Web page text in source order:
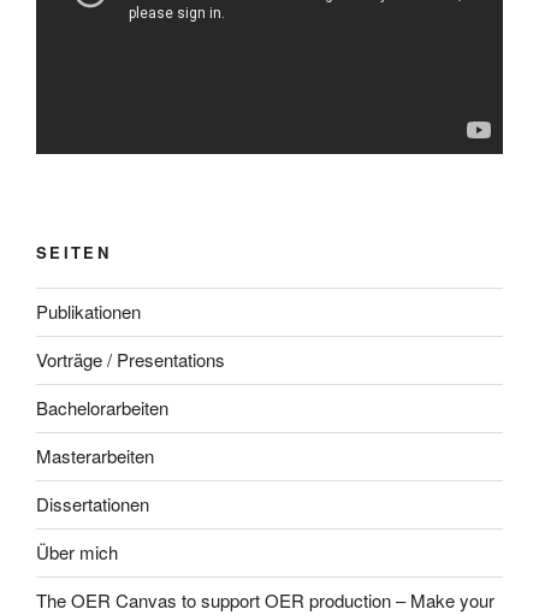
SEITEN
Publikationen
Vorträge / Presentations
Bachelorarbeiten
Masterarbeiten
Dissertationen
Über mich
The OER Canvas to support OER production – Make your